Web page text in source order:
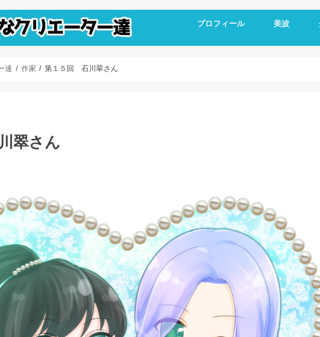
プロフィール 美波
達 作家 第１５回 石川翠さん
翠さん